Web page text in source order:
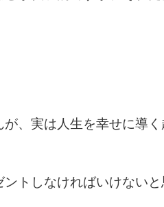
、実は人生を幸せに導く
ントしなければいけないと